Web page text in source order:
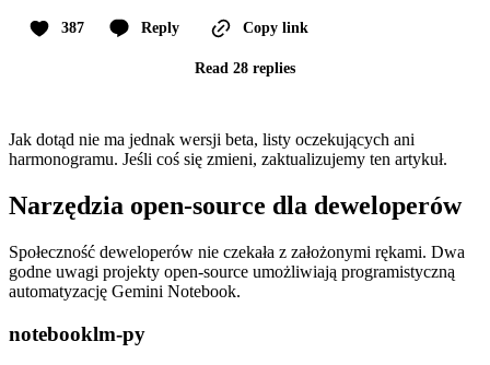
387 Reply Copy link
Read 28 replies
Jak dotąd nie ma jednak wersji beta, listy oczekujących ani
harmonogramu. Jeśli coś się zmieni, zaktualizujemy ten artykuł.
Narzędzia open-source dla deweloperów
Społeczność deweloperów nie czekała z założonymi rękami. Dwa
godne uwagi projekty open-source umożliwiają programistyczną
automatyzację Gemini Notebook.
notebooklm-py